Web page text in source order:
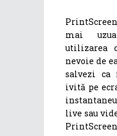
mai
utilizarea
nevoie de
salvezi ca
ivită pe
live sau